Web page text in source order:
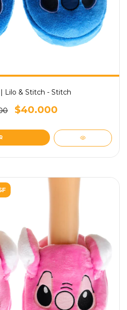
Lilo & Stitch - Stitch
$40.000